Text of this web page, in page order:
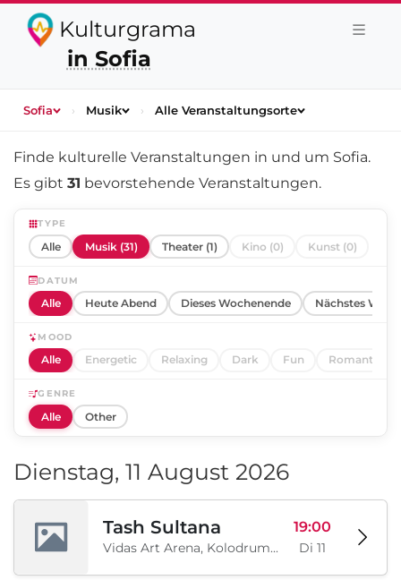
Kulturgrama
in Sofia
Sofia › Musik › Alle Veranstaltungsorte
Finde kulturelle Veranstaltungen in und um Sofia.
Es gibt 31 bevorstehende Veranstaltungen.
TYPE
Alle Musik (31) Theater (1) Kino (0) Kunst (0)
DATUM
Alle Heute Abend Dieses Wochenende Nächstes
MOOD
Alle Energetic Relaxing Dark Fun Romantic
GENRE
Alle Other
Dienstag, 11 August 2026
Tash Sultana
Vidas Art Arena, Kolodrum, Borisova gradina, Sofia, BG
19:00
Di 11